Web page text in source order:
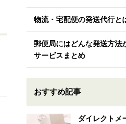
物流・宅配便の発送代行と
郵便局にはどんな発送方法
サービスまとめ
おすすめ記事
ダイレクトメ